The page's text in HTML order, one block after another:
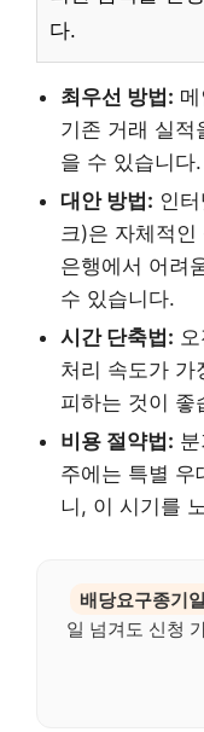
다.
최우선 방법:
기존 거래 실적
을 수 있습니다.
대안 방법: 인
크)은 자체적
은행에서 어려
수 있습니다.
시간 단축법:
처리 속도가 가
피하는 것이 좋
비용 절약법:
주에는 특별 우
니, 이 시기를
배당요구종기일
일 넘겨도 신청